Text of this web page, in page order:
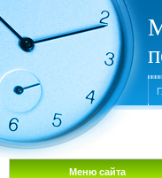
Меню сайта